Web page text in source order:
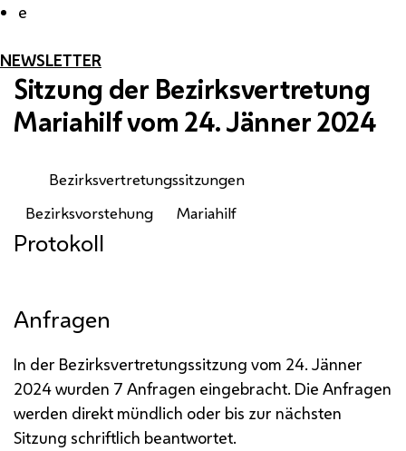
e
NEWSLETTER
Sitzung der Bezirksvertretung
Mariahilf vom 24. Jänner 2024
Bezirksvertretungssitzungen
Bezirksvorstehung
Mariahilf
Protokoll
Anfragen
In der Bezirksvertretungssitzung vom 24. Jänner
2024 wurden 7 Anfragen eingebracht. Die Anfragen
werden direkt mündlich oder bis zur nächsten
Sitzung schriftlich beantwortet.